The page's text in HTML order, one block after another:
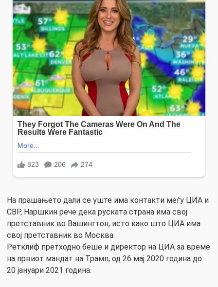
На прашањето дали се уште има контакти меѓу ЦИА и
СВР, Наршкин рече дека руската страна има свој
претставник во Вашингтон, исто како што ЦИА има
свој претставник во Москва.
Ретклиф претходно беше и директор на ЦИА за време
на првиот мандат на Трамп, од 26 мај 2020 година до
20 јануари 2021 година.